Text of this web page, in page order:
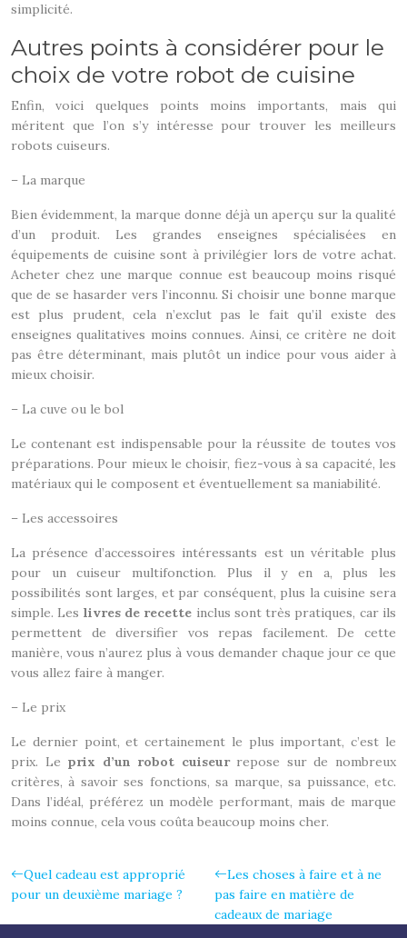
simplicité.
Autres points à considérer pour le
choix de votre robot de cuisine
Enfin, voici quelques points moins importants, mais qui
méritent que l’on s’y intéresse pour trouver les meilleurs
robots cuiseurs.
– La marque
Bien évidemment, la marque donne déjà un aperçu sur la qualité
d’un produit. Les grandes enseignes spécialisées en
équipements de cuisine sont à privilégier lors de votre achat.
Acheter chez une marque connue est beaucoup moins risqué
que de se hasarder vers l’inconnu. Si choisir une bonne marque
est plus prudent, cela n’exclut pas le fait qu’il existe des
enseignes qualitatives moins connues. Ainsi, ce critère ne doit
pas être déterminant, mais plutôt un indice pour vous aider à
mieux choisir.
– La cuve ou le bol
Le contenant est indispensable pour la réussite de toutes vos
préparations. Pour mieux le choisir, fiez-vous à sa capacité, les
matériaux qui le composent et éventuellement sa maniabilité.
– Les accessoires
La présence d’accessoires intéressants est un véritable plus
pour un cuiseur multifonction. Plus il y en a, plus les
possibilités sont larges, et par conséquent, plus la cuisine sera
simple. Les livres de recette inclus sont très pratiques, car ils
permettent de diversifier vos repas facilement. De cette
manière, vous n’aurez plus à vous demander chaque jour ce que
vous allez faire à manger.
– Le prix
Le dernier point, et certainement le plus important, c’est le
prix. Le prix d’un robot cuiseur repose sur de nombreux
critères, à savoir ses fonctions, sa marque, sa puissance, etc.
Dans l’idéal, préférez un modèle performant, mais de marque
moins connue, cela vous coûta beaucoup moins cher.
Quel cadeau est approprié
pour un deuxième mariage ?
Les choses à faire et à ne
pas faire en matière de
cadeaux de mariage